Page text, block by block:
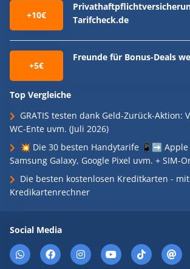
+10€
Tarifcheck.de
+5€
Freunde für Bonus-Deals
Top Vergleiche
GRATIS testen dank Geld-Zurück-Aktion:
WC-Ente uvm. (Juli 2026)
💥 Die 30 besten Handytarife 📱➡️ Apple
Samsung Galaxy, Google Pixel uvm. + SIM-
Die besten kostenlosen Kreditkarten - mit
Kredikartenrechner
Social Media